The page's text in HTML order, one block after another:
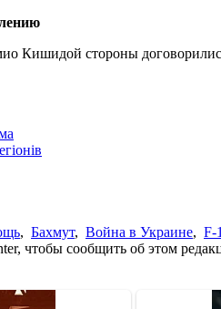
Кишидой стороны
, Бахмут, Война в Украине, F-
чтобы сообщить об этом